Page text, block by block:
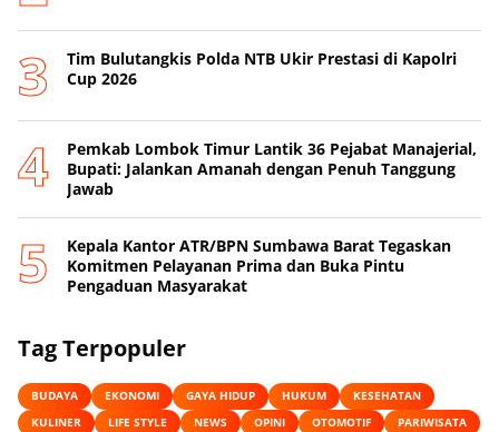
Tim Bulutangkis Polda NTB Ukir Prestasi di Kapolri
Cup 2026
Pemkab Lombok Timur Lantik 36 Pejabat Manajerial,
Bupati: Jalankan Amanah dengan Penuh Tanggung
Jawab
Kepala Kantor ATR/BPN Sumbawa Barat Tegaskan
Komitmen Pelayanan Prima dan Buka Pintu
Pengaduan Masyarakat
Tag Terpopuler
BUDAYA EKONOMI GAYA HIDUP HUKUM
KESEHATAN
KULINER
LIFE STYLE NEWS OPINI OTOMOTIF
PARIWISATA